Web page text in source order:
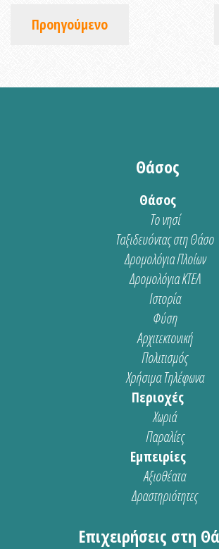
Προηγούμενο
Θάσος
Θάσος
Το νησί
Ταξιδευόντας στη Θάσο
Δρομολόγια Πλοίων
Δρομολόγια ΚΤΕΛ
Ιστορία
Φύση
Αρχιτεκτονική
Πολιτισμός
Χρήσιμα Τηλέφωνα
Περιοχές
Χωριά
Παραλίες
Εμπειρίες
Αξιοθέατα
Δραστηριότητες
Επιχειρήσεις στη